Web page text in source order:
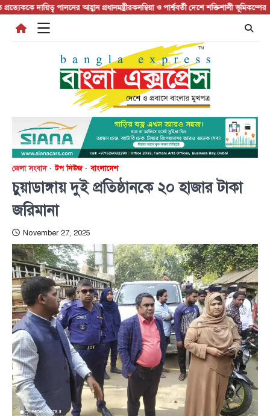
Skip
content
পালনের আহ্বান প্রধানমন্ত্রীরকলম্বিয়া ও পার্শ্ববর্তী দেশে শক্তিশালী ভূমিকম্পের আঘাত
জেলা সংবাদ টপ নিউজ বাংলাদেশ
চুয়াডাঙ্গায় দুই প্রতিষ্ঠানকে ২০ হাজার টাকা
জরিমানা
November 27, 2025